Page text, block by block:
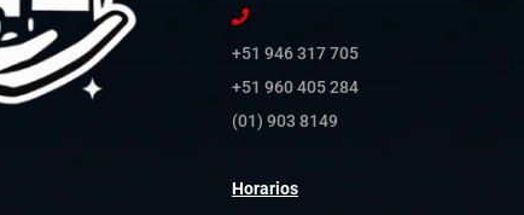
+51 946 317 705
+51 960 405 284
(01) 903 8149
Horarios